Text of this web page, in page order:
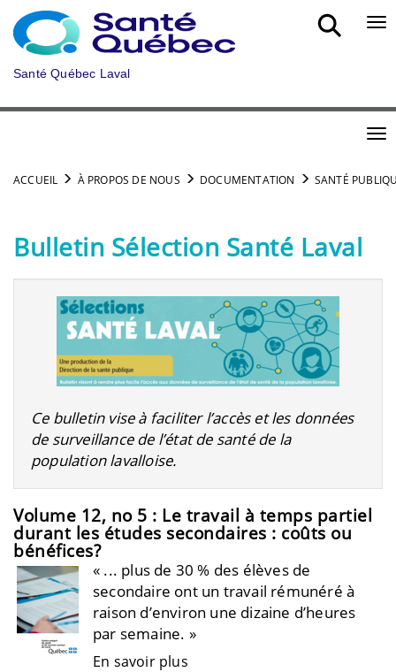
Aller au menu principal
Santé Québec Laval
ACCUEIL À PROPOS DE NOUS DOCUMENTATION SANTÉ
Bulletin Sélection Santé Laval
Ce bulletin vise à faciliter l’accès et les données
de surveillance de l’état de santé de la
population lavalloise.
Volume 12, no 5 : Le travail à temps partiel
durant les études secondaires : coûts ou
bénéfices?
« ... plus de 30 % des élèves de
secondaire ont un travail rémunéré à
raison d’environ une dizaine d’heures
par semaine. »
En savoir plus